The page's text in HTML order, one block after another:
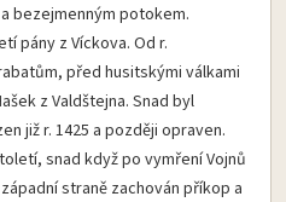
bezejmenným potokem.
pány z Víckova. Od r.
před husitskými válkami
z Valdštejna. Snad byl
již r. 1425 a později opraven.
snad když po vymření Vojnů
straně zachován příkop a